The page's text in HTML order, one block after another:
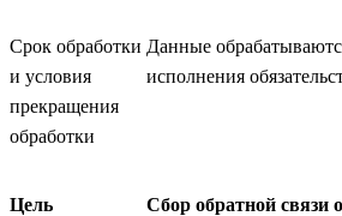
Срок обработки
и условия
прекращения
обработки
Данные
исполнения
Цель
Сбор обратной связи